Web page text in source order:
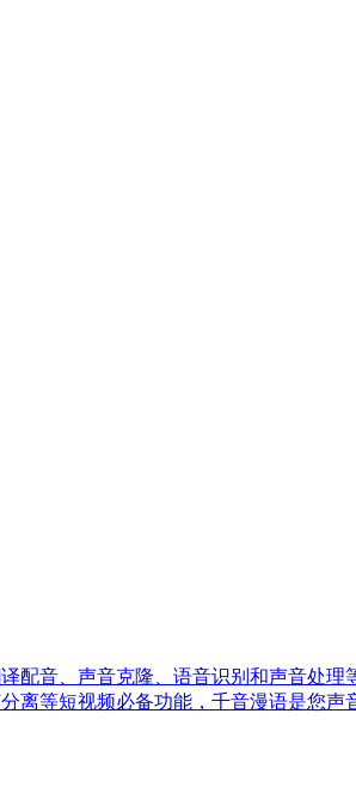
音、声音克隆、语音识别和声音处
离等短视频必备功能，千音漫语是您声